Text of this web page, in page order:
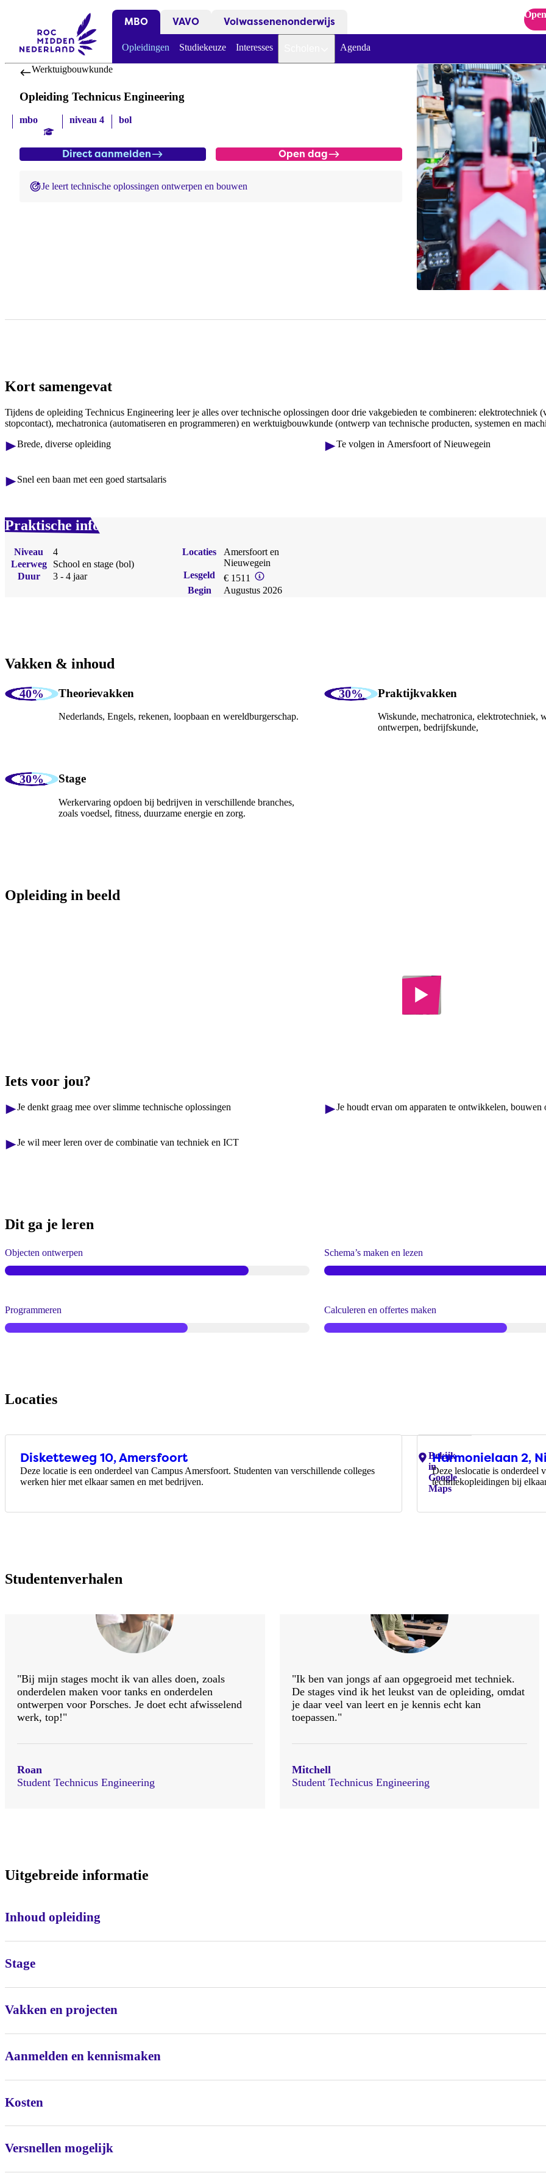
MBO VAVO Volwassenenonderwijs
Opleidingen Studiekeuze Interesses Agenda
Werktuigbouwkunde
Opleiding Technicus Engineering
mbo niveau 4 bol
Direct aanmelden Open dag
Je leert technische oplossingen ontwerpen en bouwen
Kort samengevat
Tijdens de opleiding Technicus Engineering leer je alles over technische oplossingen door drie vakgebieden te combineren: elektrotechniek
stopcontact), mechatronica (automatiseren en programmeren) en werktuigbouwkunde (ontwerp van technische producten, systemen en
Brede, diverse opleiding
Snel een baan met een goed startsalaris
Te volgen in Amersfoort of Nieuwegein
Praktische info
Niveau
4
Leerweg
School en stage (bol)
Duur
3 - 4 jaar
Locaties
Amersfoort en
Nieuwegein
Lesgeld
€ 1511
Begin
Augustus 2026
Vakken & inhoud
Theorievakken
Nederlands, Engels, rekenen, loopbaan en wereldburgerschap.
Praktijkvakken
Wiskunde, mechatronica, elektrotechniek,
ontwerpen, bedrijfskunde,
Stage
Werkervaring opdoen bij bedrijven in verschillende branches,
zoals voedsel, fitness, duurzame energie en zorg.
Opleiding in beeld
Iets voor jou?
Je denkt graag mee over slimme technische oplossingen
Je wil meer leren over de combinatie van techniek en ICT
Je houdt ervan om apparaten te ontwikkelen, bouwen
Dit ga je leren
Objecten ontwerpen Schema’s maken en lezen
Programmeren Calculeren en offertes maken
Locaties
Disketteweg 10, Amersfoort
Deze locatie is een onderdeel van Campus Amersfoort. Studenten van verschillende colleges
werken hier met elkaar samen en met bedrijven.
Locaties:
Bekijk
in
Google
Maps
Harmonielaan 2,
Deze leslocatie is onderdeel
techniekopleidingen bij
Studentenverhalen
"Bij mijn stages mocht ik van alles doen, zoals
onderdelen maken voor tanks en onderdelen
ontwerpen voor Porsches. Je doet echt afwisselend
werk, top!"
Roan
Student Technicus Engineering
"Ik ben van jongs af aan opgegroeid met techniek.
De stages vind ik het leukst van de opleiding, omdat
je daar veel van leert en je kennis echt kan
toepassen."
Mitchell
Student Technicus Engineering
Uitgebreide informatie
Inhoud opleiding
Stage
Vakken en projecten
Aanmelden en kennismaken
Kosten
Versnellen mogelijk